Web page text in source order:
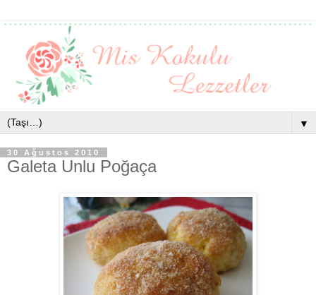
▼
30 Ağustos 2010
Galeta Unlu Poğaça